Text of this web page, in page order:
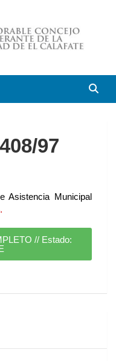
Calafate
97
Asistencia Municipal
// Estado: